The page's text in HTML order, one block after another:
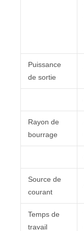
Puissance
de sortie
Rayon de
bourrage
Source de
courant
Temps de
travail